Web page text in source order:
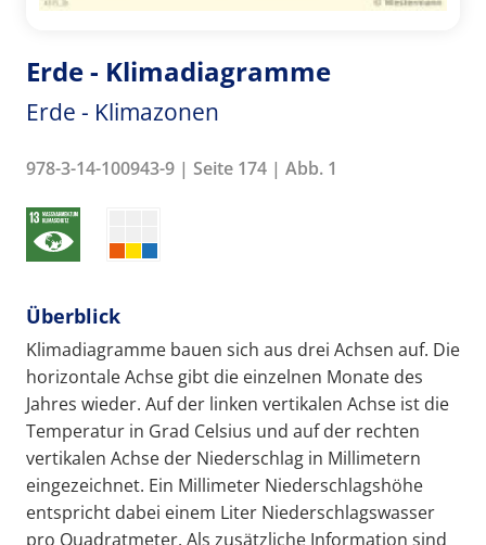
Erde - Klimadiagramme
Erde - Klimazonen
978-3-14-100943-9 | Seite 174 | Abb. 1
Überblick
Klimadiagramme bauen sich aus drei Achsen auf. Die
horizontale Achse gibt die einzelnen Monate des
Jahres wieder. Auf der linken vertikalen Achse ist die
Temperatur in Grad Celsius und auf der rechten
vertikalen Achse der Niederschlag in Millimetern
eingezeichnet. Ein Millimeter Niederschlagshöhe
entspricht dabei einem Liter Niederschlagswasser
pro Quadratmeter. Als zusätzliche Information sind